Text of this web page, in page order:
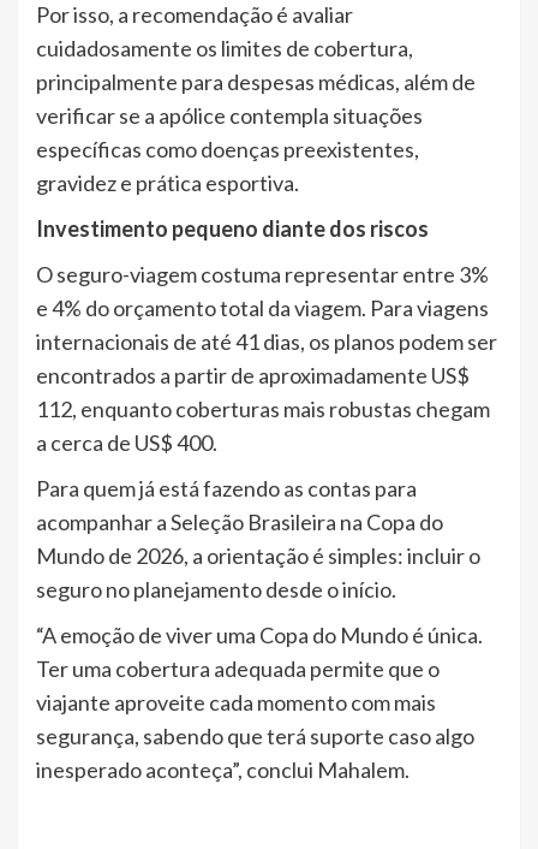
Por isso, a recomendação é avaliar
cuidadosamente os limites de cobertura,
principalmente para despesas médicas, além de
verificar se a apólice contempla situações
específicas como doenças preexistentes,
gravidez e prática esportiva.
Investimento pequeno diante dos riscos
O seguro-viagem costuma representar entre 3%
e 4% do orçamento total da viagem. Para viagens
internacionais de até 41 dias, os planos podem ser
encontrados a partir de aproximadamente US$
112, enquanto coberturas mais robustas chegam
a cerca de US$ 400.
Para quem já está fazendo as contas para
acompanhar a Seleção Brasileira na Copa do
Mundo de 2026, a orientação é simples: incluir o
seguro no planejamento desde o início.
“A emoção de viver uma Copa do Mundo é única.
Ter uma cobertura adequada permite que o
viajante aproveite cada momento com mais
segurança, sabendo que terá suporte caso algo
inesperado aconteça”, conclui Mahalem.